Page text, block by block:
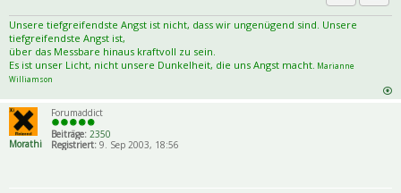
Zitat
Unsere tiefgreifendste Angst ist nicht, dass wir ungenügend sind. Unsere
tiefgreifendste Angst ist,
über das Messbare hinaus kraftvoll zu sein.
Es ist unser Licht, nicht unsere Dunkelheit, die uns Angst macht. Marianne
Williamson
Morathi
Forumaddict
Beiträge: 2350
Registriert: 9. Sep 2003, 18:56